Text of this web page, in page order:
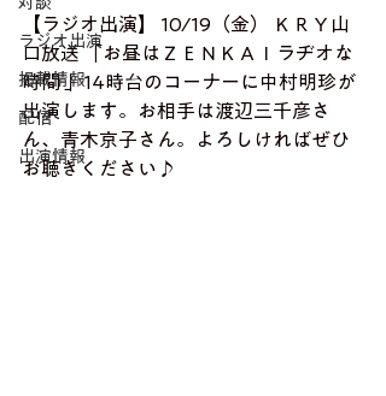
ラジオ出演
掲載情報
配信
出演情報
【ラジオ出演】 10/19（金） ＫＲＹ山
口放送 「お昼はＺＥＮＫＡＩラヂオな
時間 」14時台のコーナーに中村明珍が
出演します。お相手は渡辺三千彦さ
ん、青木京子さん。よろしければぜひ
お聴きください♪